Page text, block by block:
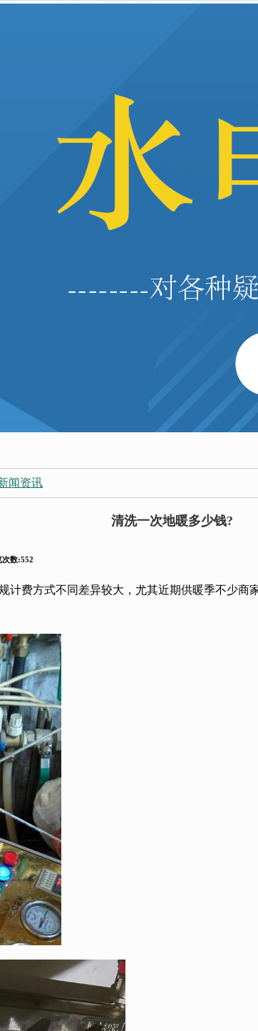
闻资讯
清洗一次地暖多少钱?
次数:552
计费方式不同差异较大，尤其近期供暖季不少商